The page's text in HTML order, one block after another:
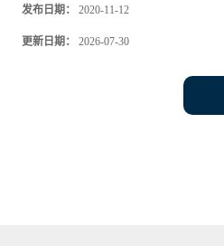
发布日期： 2020-11-12
更新日期： 2026-07-30